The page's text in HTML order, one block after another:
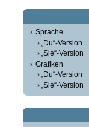
Sprache
„Du“-Version
„Sie“-Version
Grafiken
„Du“-Version
„Sie“-Version